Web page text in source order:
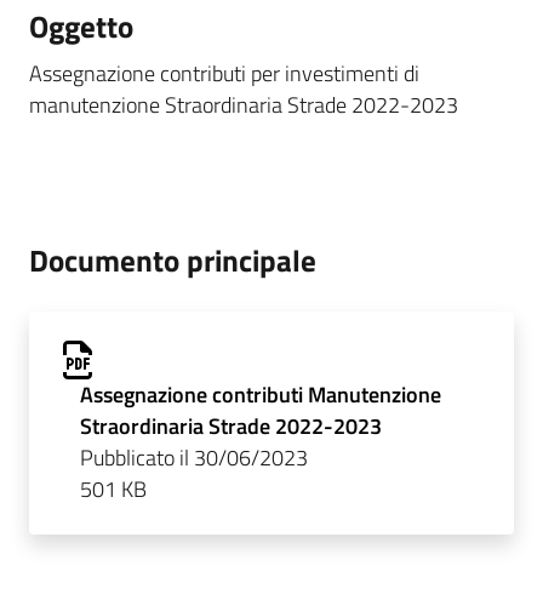
Oggetto
Assegnazione contributi per investimenti di
manutenzione Straordinaria Strade 2022-2023
Documento principale
Assegnazione contributi Manutenzione
Straordinaria Strade 2022-2023
Pubblicato il 30/06/2023
501 KB